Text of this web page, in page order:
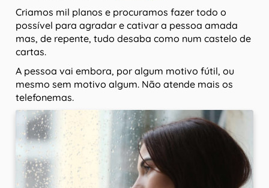
Criamos mil planos e procuramos fazer todo o
possível para agradar e cativar a pessoa amada
mas, de repente, tudo desaba como num castelo de
cartas.
A pessoa vai embora, por algum motivo fútil, ou
mesmo sem motivo algum. Não atende mais os
telefonemas.